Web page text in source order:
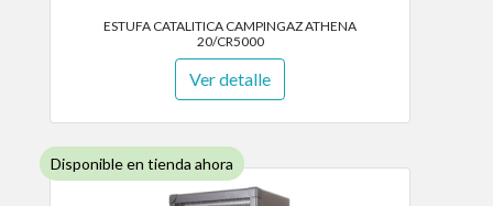
ESTUFA CATALITICA CAMPINGAZ ATHENA
20/CR5000
Ver detalle
Disponible en tienda ahora